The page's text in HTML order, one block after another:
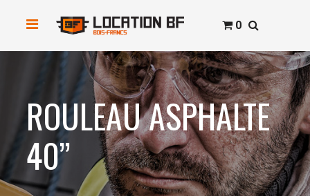
0
ROULEAU ASPHALTE
40’’